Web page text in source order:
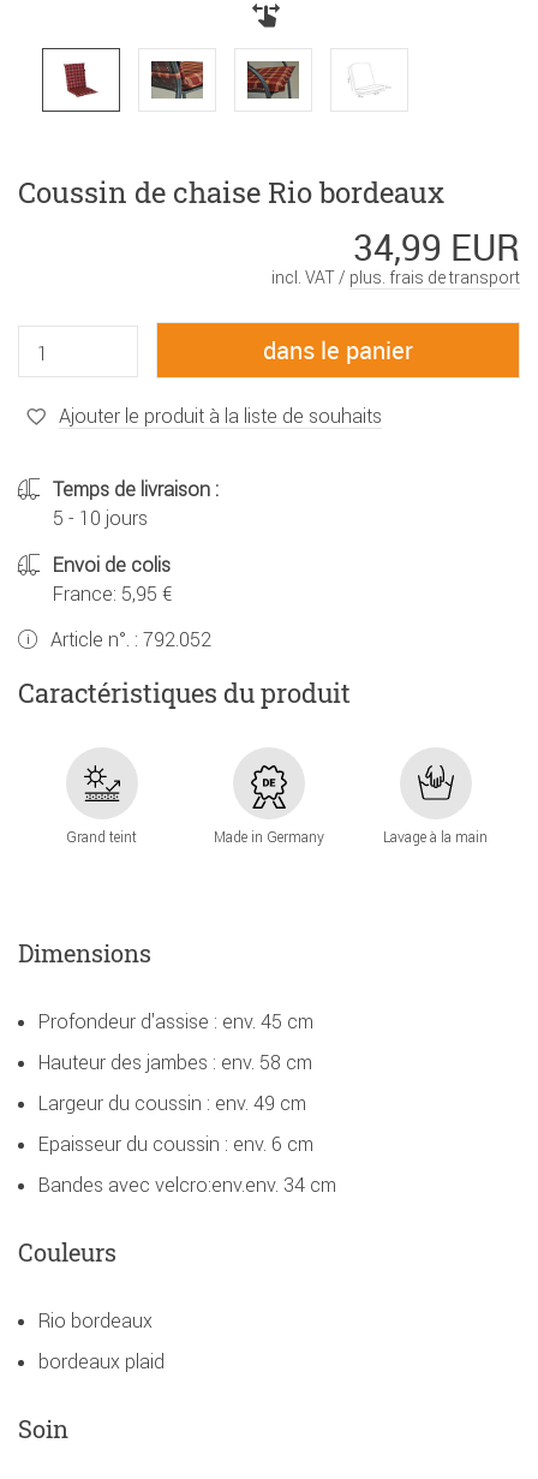
Coussin de chaise Rio bordeaux
34,99 EUR
incl. VAT / plus. frais de transport
Ajouter le produit à la liste de souhaits
Temps de livraison :
5 - 10 jours
Envoi de colis
France: 5,95 €
Article n°. : 792.052
Caractéristiques du produit
Grand teint Made in Germany Lavage à la main
Dimensions
Profondeur d'assise : env. 45 cm
Hauteur des jambes : env. 58 cm
Largeur du coussin : env. 49 cm
Epaisseur du coussin : env. 6 cm
Bandes avec velcro:env.env. 34 cm
Couleurs
Rio bordeaux
bordeaux plaid
Soin